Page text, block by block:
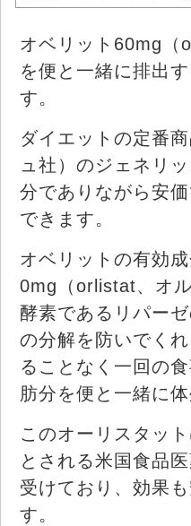
オベリット60mg（
を便と一緒に排出
す。
ダイエットの定番
ュ社）のジェネリ
分でありながら安
できます。
オベリットの有効
0mg（orlistat、オ
酵素であるリパー
の分解を防いでく
ることなく一回の
肪分を便と一緒に
このオーリスタッ
とされる米国食品
受けており、効果
す。